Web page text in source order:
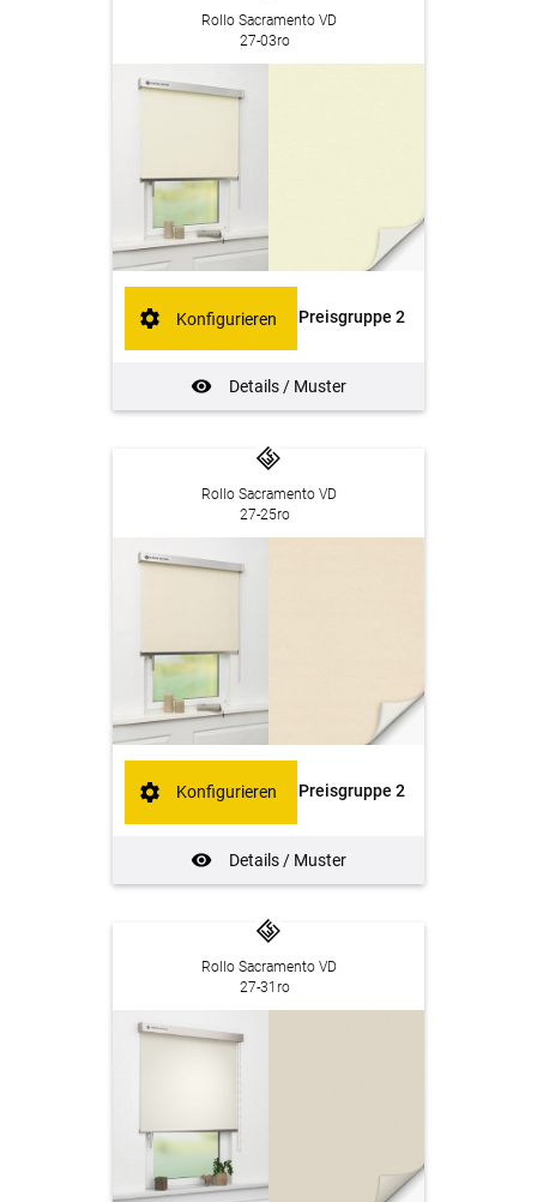
Rollo Sacramento VD
27-03ro
Preisgruppe 2
Details / Muster
Konfigurieren
Rollo Sacramento VD
27-25ro
Preisgruppe 2
Details / Muster
Konfigurieren
Rollo Sacramento VD
27-31ro